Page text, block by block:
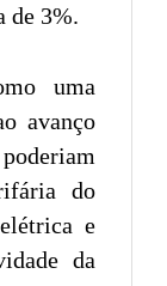
de 3%.
uma
avanço
do
e
da